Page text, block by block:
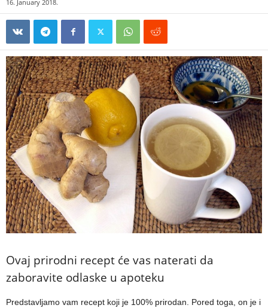
16. January 2018.
Ovaj prirodni recept će vas naterati da
zaboravite odlaske u apoteku
Predstavljamo vam recept koji je 100% prirodan. Pored toga, on je i